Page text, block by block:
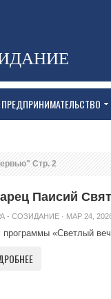
Стр. 2
Паисий
- СОЗИДАНИЕ · МАР 24,
программы «Светлый